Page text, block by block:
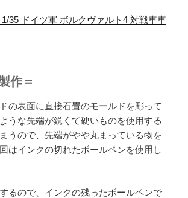
35 ドイツ軍 ボルクヴァルト4 対戦車車
作＝
の表面に直接石畳のモールドを彫って
うな先端が鋭くて硬いものを使用する
うので、先端がやや丸まっている物を
はインクの切れたボールペンを使用し
るので、インクの残ったボールペンで